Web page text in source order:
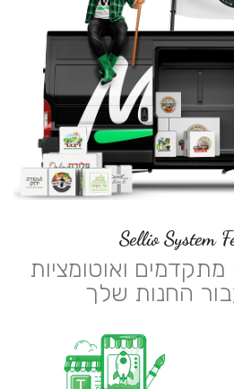
Sellio System
כלים מתקדמים ואוטומציות
החנות שלך